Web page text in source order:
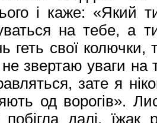
і каже: «Який
на тебе, а
геть свої колючки,
звертаю уваги на
зате я
од ворогів».
побігла далі, їжак